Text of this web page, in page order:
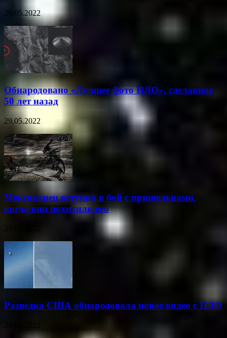
29.05.2022
Обнародовано «Лучшее фото НЛО», сделанное
50 лет назад
29.05.2022
Мексиканец вступил в бой с пришельцами,
когда они похитили его
Разведка США обнародовала новое видео с НЛО